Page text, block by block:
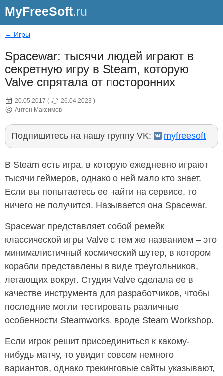
MyFreeSoft.ru
← Игры
Spacewar: тысячи людей играют в
секретную игру в Steam, которую
Valve спрятала от посторонних
20.05.2017 ( 26.04.2023 )
Антон Максимов
Подпишитесь на нашу группу VK: myfreesoft
В Steam есть игра, в которую ежедневно играют
тысячи геймеров, однако о ней мало кто знает.
Если вы попытаетесь ее найти на сервисе, то
ничего не получится. Называется она Spacewar.
Spacewar представляет собой ремейк
классической игры Valve с тем же названием – это
минималистичный космический шутер, в котором
корабли представлены в виде треугольников,
летающих вокруг. Студия Valve сделала ее в
качестве инструмента для разработчиков, чтобы
последние могли тестировать различные
особенности Steamworks, вроде Steam Workshop.
Если игрок решит присоединиться к какому-
нибудь матчу, то увидит совсем немного
вариантов, однако трекинговые сайты указывают,